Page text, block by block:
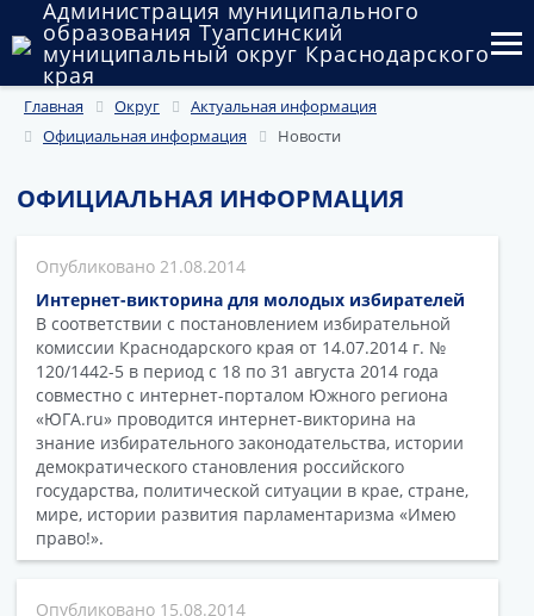
Администрация муниципального
образования Туапсинский
муниципальный округ Краснодарского
края
Округ
Муниципальные закупки
Государственный и муниципальный контроль
Муниципальное имущество
Публичные слушания и общественные обсуждения
Документы
Главная Округ
Актуальная информация
Официальная информация
Новости
ОФИЦИАЛЬНАЯ ИНФОРМАЦИЯ
21.08.2014
Интернет-викторина для молодых избирателей
В соответствии с постановлением избирательной
комиссии Краснодарского края от 14.07.2014 г. №
120/1442-5 в период с 18 по 31 августа 2014 года
совместно с интернет-порталом Южного региона
«ЮГА.ru» проводится интернет-викторина на
знание избирательного законодательства, истории
демократического становления российского
государства, политической ситуации в крае, стране,
мире, истории развития парламентаризма «Имею
право!».
15.08.2014